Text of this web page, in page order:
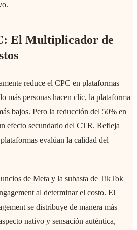
El Multiplicador de
reduce el CPC en plataformas
más personas hacen clic, la plataforma
bajos. Pero la reducción del 50% en
efecto secundario del CTR. Refleja
evalúan la calidad del
de Meta y la subasta de TikTok
al determinar el costo. El
se distribuye de manera más
nativo y sensación auténtica,